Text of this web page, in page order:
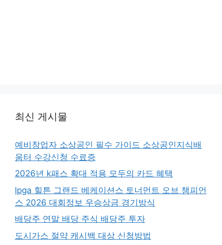
최신 게시물
예비창업자 소상공인 필수 가이드 소상공인지식배
움터 수강신청 수료증
2026년 k패스 확대 적용 모두의 카드 혜택
lpga 힐튼 그랜드 베케이션스 토너먼트 오브 챔피언
스 2026 대회정보 우승상금 경기방식
배당주 연말 배당 주식 배당주 투자
도시가스 절약 캐시백 대상 신청방법